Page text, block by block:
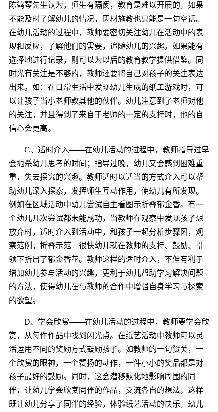
陈鹤琴先生认为，师生有隔阂，教育是难以开展的，如果
不能及时了解幼儿的情况，因材施教也只能是一句空话。
在幼儿活动的过程中，教师要密切关注幼儿在活动中的表
现和反应，了解他们的需要，追随幼儿的兴趣。如果能有
选择地进行记录，则可以为以后的教育教学提供借鉴。同
时光有关注是不够的，教师还要将自己对孩子的关注表达
出来。如：在日常生活中发现幼儿生成的纸工游戏时，可
以让孩子当小老师教其他的伙伴。幼儿注意到了老师对他
的关注，并且得到了来自于老师的一定的支持时，他的自
信心会更高。
C、适时介入――在幼儿活动的过程中，教师指导过早
会扼杀幼儿思考的时间；指导过晚，幼儿又会感到困难重
重，失去探究的兴趣。教师适时以适当的方式介入可以帮
助幼儿深入探索，发挥师生互动作用，使幼儿有所发现。
例如在区域活动中幼儿尝试自主看图示折叠郁金香。有一
个幼儿几次尝试都未能成功，当教师在观察中发现孩子想
放弃时，适时介入到活动中，和孩子一起分析步骤图，观
察范例，折叠示范，很快幼儿就在教师的支持、鼓励、引
领下折出了郁金香花。教师这样的适时介入，不但有利于
增加幼儿参与活动的兴趣，更利于幼儿帮助学习解决问题
的方法，使得幼儿在与教师的合作中增强自身学习与探索
的欲望。
D、学会欣赏――在幼儿活动的过程中，教师要学会欣
赏，从每件作品中找到闪光点。在纸艺活动中教师可以灵
活运用不同的奖励方式鼓励孩子。如教师的一句赞美，一
个欣赏的眼神，一个赞扬的动作，一件小小的奖品都是对
孩子最好的鼓励。同时，这会潜移默化地影响周围的同
伴，让幼儿学会欣赏同伴的作品，交流各自的想法。这样
既让幼儿分享了同伴的经验，体验纸艺活动的快乐，幼儿